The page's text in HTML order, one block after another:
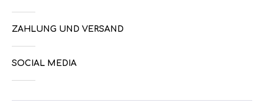
ZAHLUNG UND VERSAND
SOCIAL MEDIA